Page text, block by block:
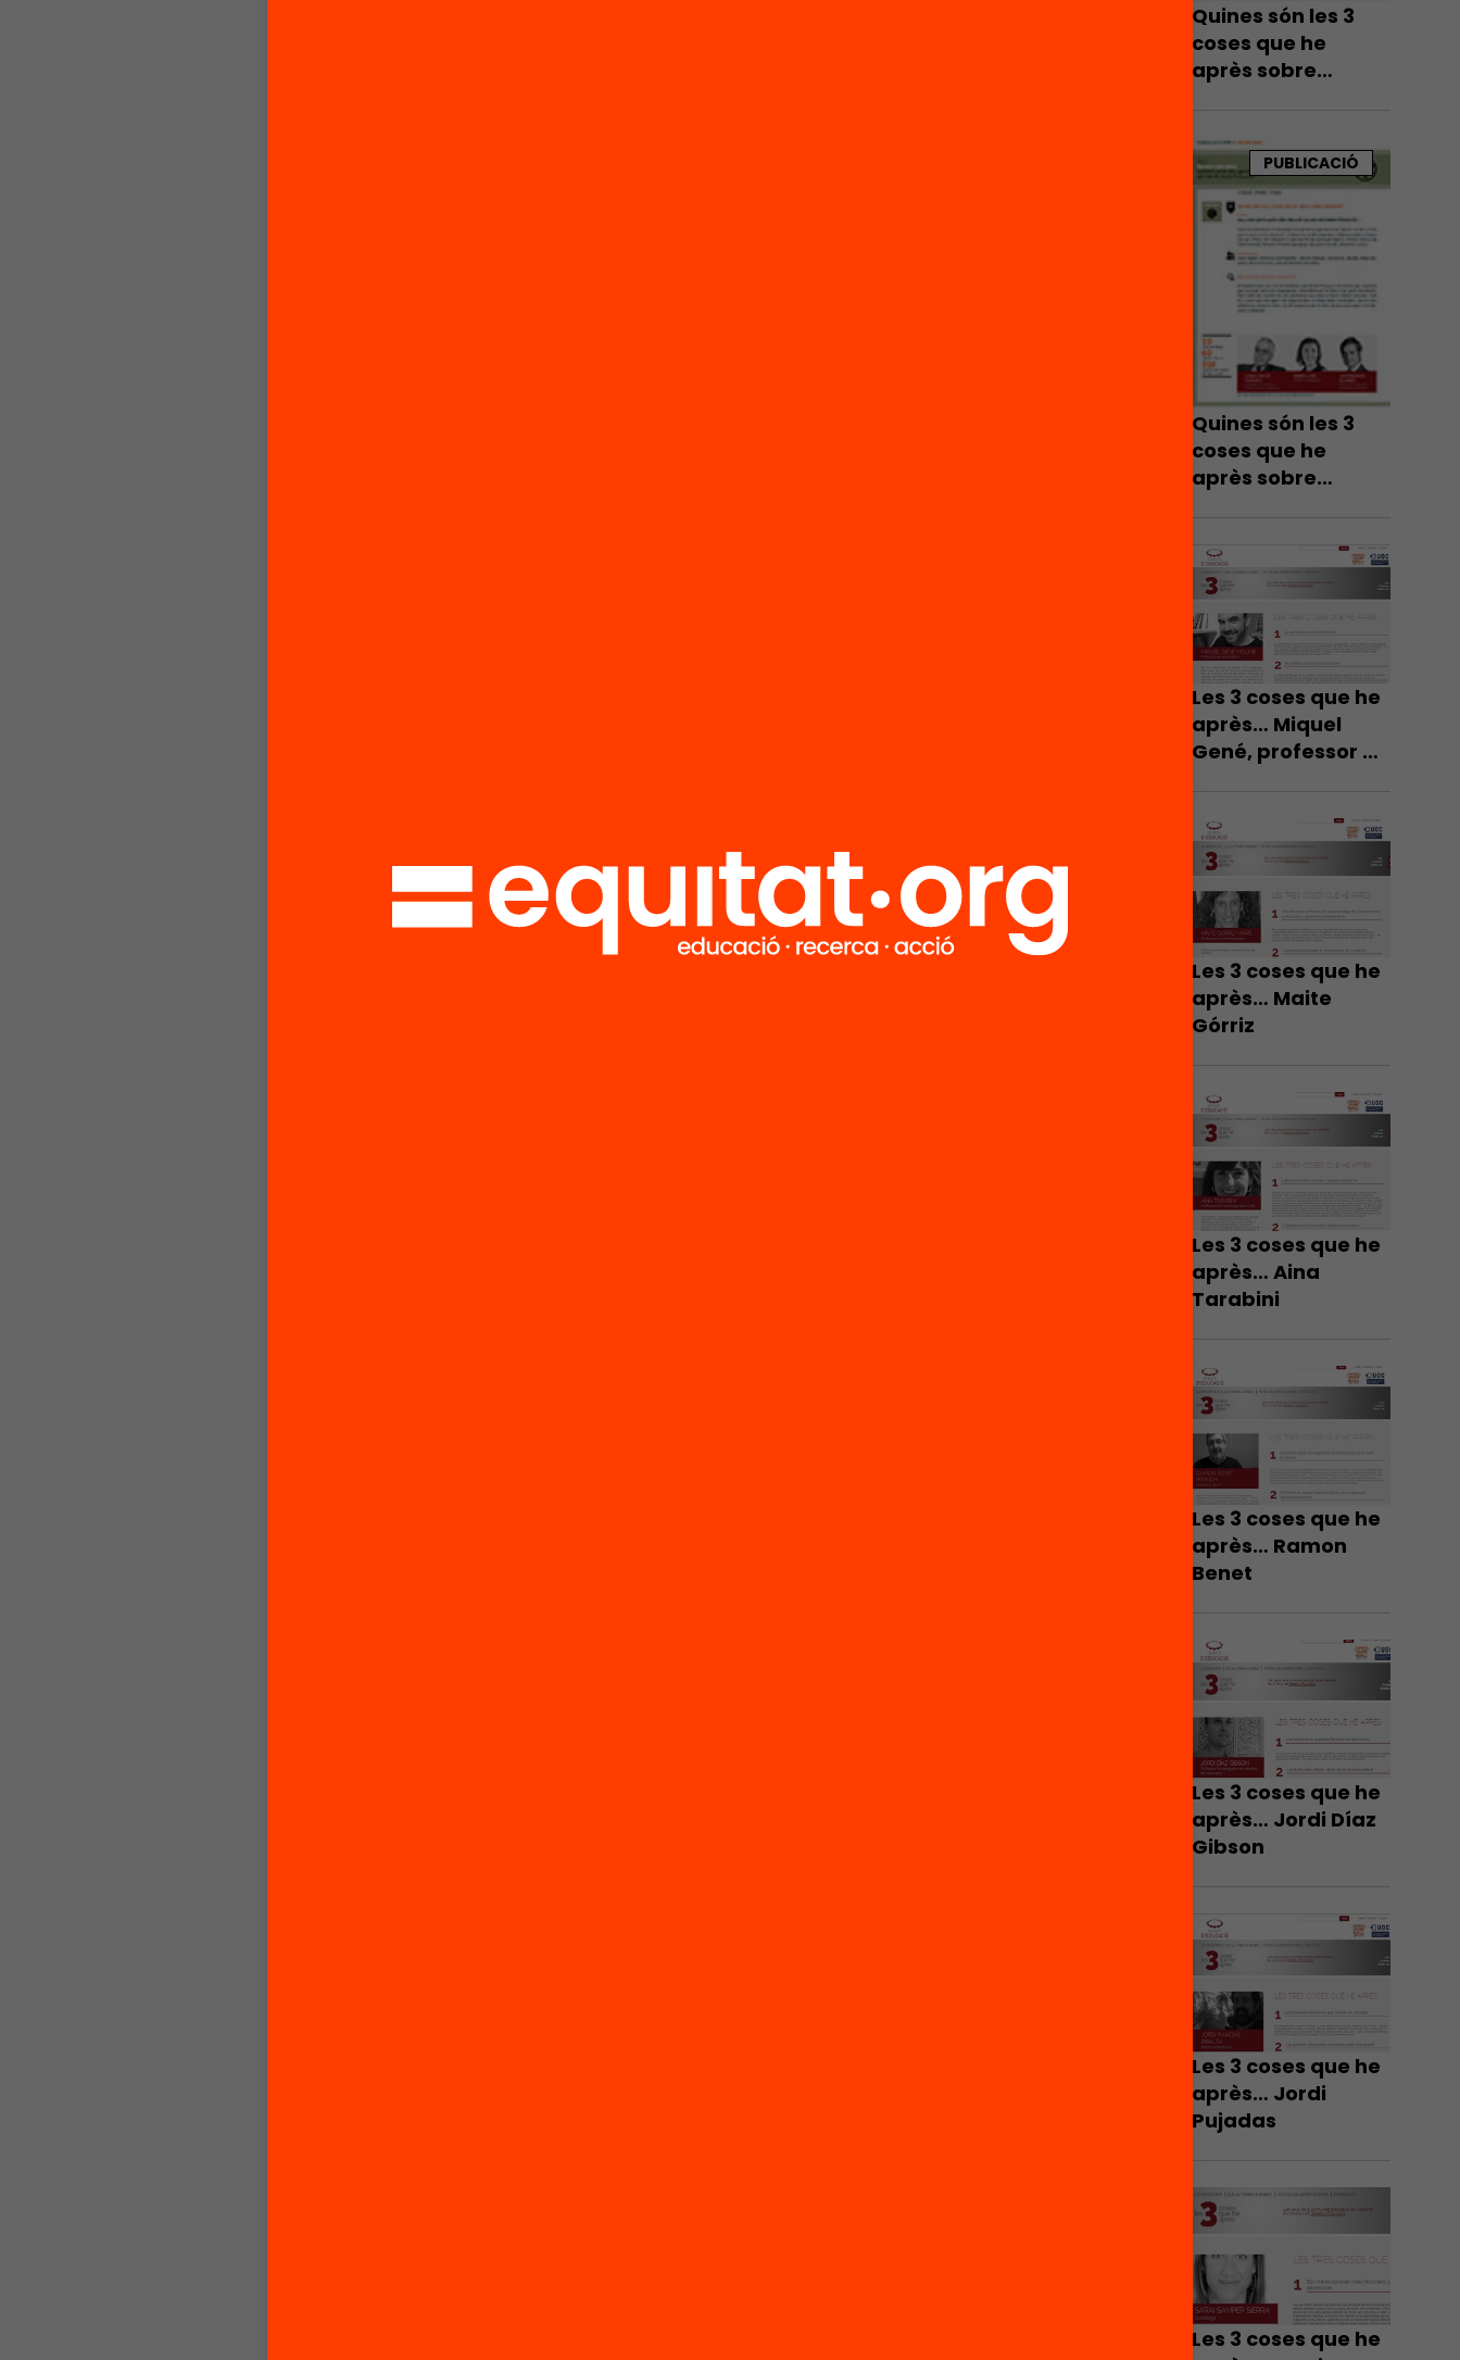
Quines són les 3
coses que he
après sobre
PUBLICACIÓ
Quines són les 3
coses que he
après sobre
Les 3 coses que he
après… Miquel
Gené, professor de
Les 3 coses que he
après… Maite
Górriz
Les 3 coses que he
après… Aina
Tarabini
Les 3 coses que he
après… Ramon
Benet
Les 3 coses que he
après… Jordi Díaz
Gibson
Les 3 coses que he
après… Jordi
Pujadas
Les 3 coses que he